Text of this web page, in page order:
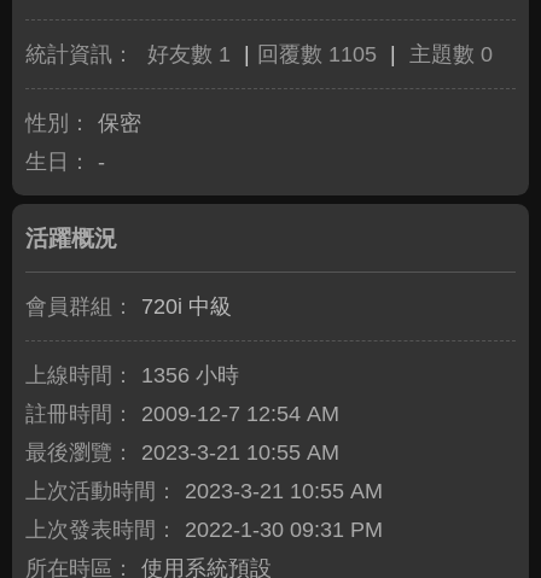
統計資訊： 好友數 1 回覆數 1105 主題數 0
性別：
保密
生日：
-
活躍概況
會員群組： 720i 中級
上線時間：
1356 小時
註冊時間：
2009-12-7 12:54 AM
最後瀏覽：
2023-3-21 10:55 AM
上次活動時間：
2023-3-21 10:55 AM
上次發表時間：
2022-1-30 09:31 PM
所在時區：
使用系統預設